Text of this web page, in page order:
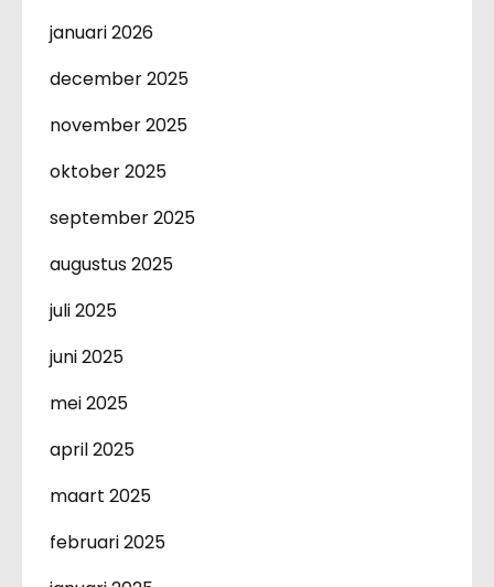
januari 2026
december 2025
november 2025
oktober 2025
september 2025
augustus 2025
juli 2025
juni 2025
mei 2025
april 2025
maart 2025
februari 2025